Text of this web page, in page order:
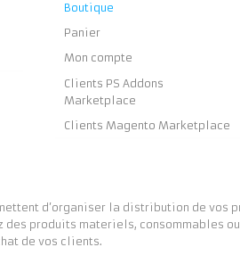
Boutique
Panier
Mon compte
Clients PS Addons
Marketplace
Clients Magento Marketplace
d’organiser la distribution de vos
des produits materiels, consommables
de vos clients.